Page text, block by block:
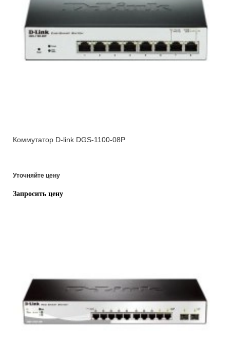
Коммутатор D-link DGS-1100-08P
Уточняйте цену
Запросить цену